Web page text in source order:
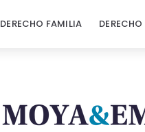
DERECHO FAMILIA